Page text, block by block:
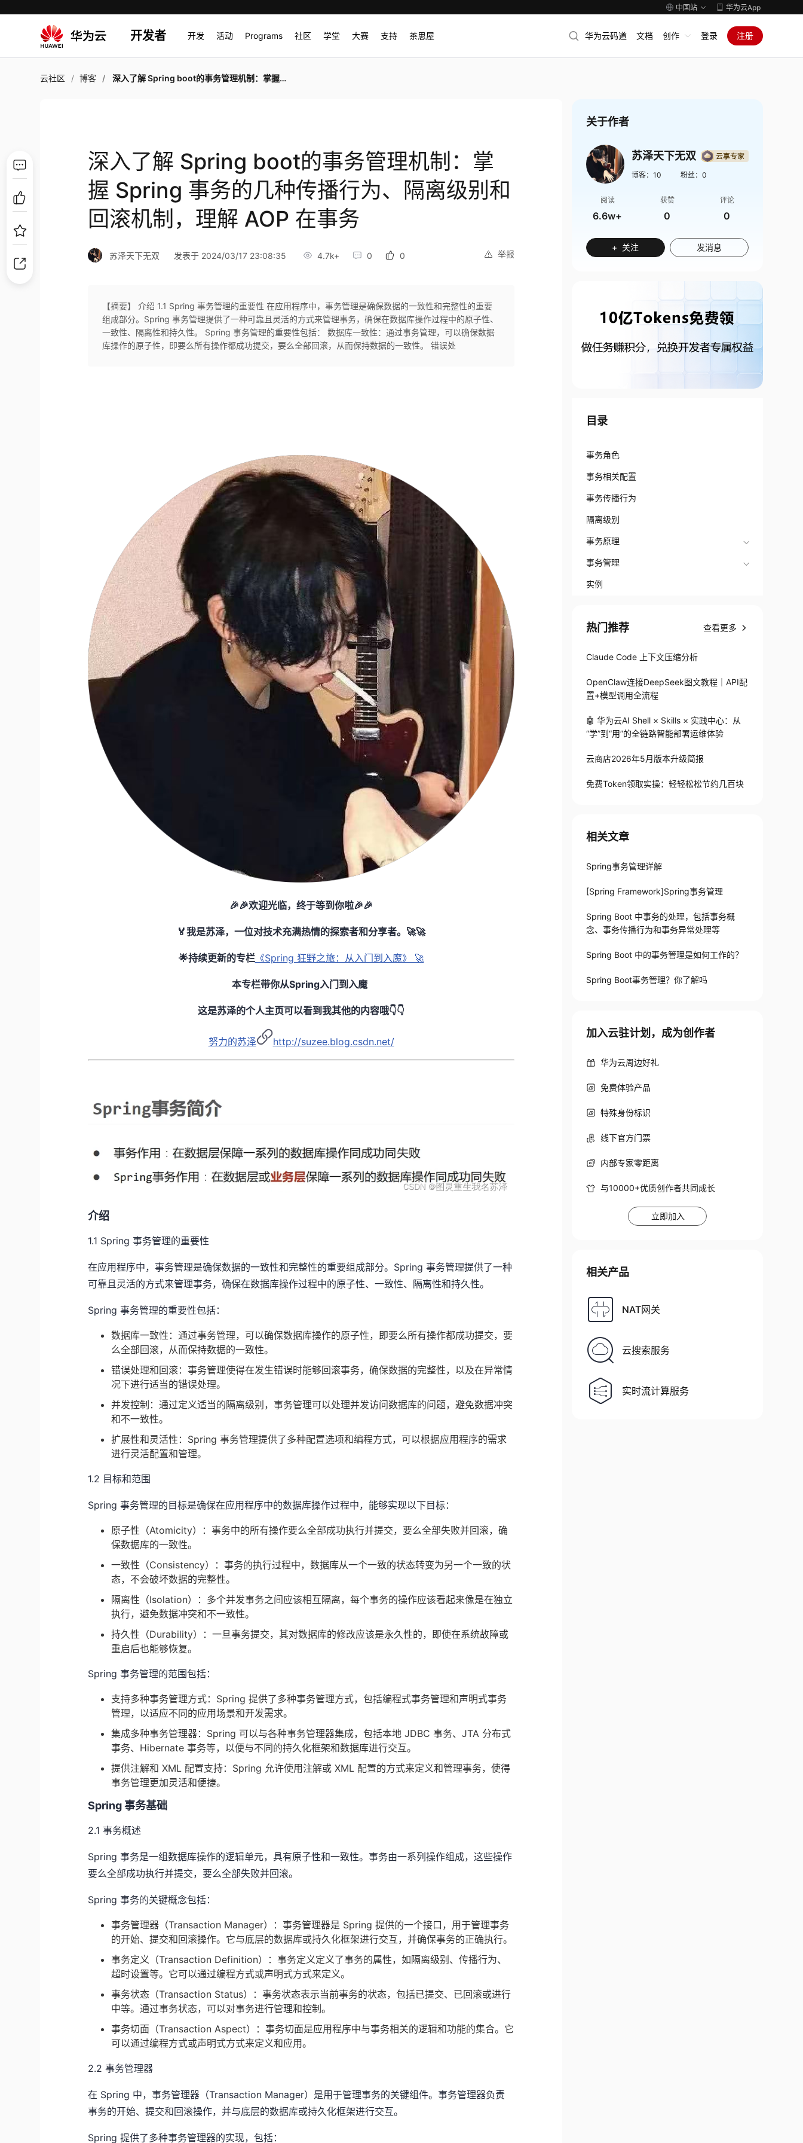
中国站 华为云App
开发者 开发 活动 Programs 社区 学堂 大赛 支持 茶思屋 华为云码道 文档 创作 登录 注册
云社区 博客 深入了解 Spring boot的事务管理机制：掌握 Spring 事务的几种传播行为、隔离级别和回滚机制，理解 AOP 在事务
深入了解 Spring boot的事务管理机制：掌
握 Spring 事务的几种传播行为、隔离级别和
回滚机制，理解 AOP 在事务
举报
苏泽天下无双 发表于 2024/03/17 23:08:35 4.7k+ 0 0
【摘要】 介绍 1.1 Spring 事务管理的重要性 在应用程序中，事务管理是确保数据的一致性和完整性的重要
组成部分。Spring 事务管理提供了一种可靠且灵活的方式来管理事务，确保在数据库操作过程中的原子性、
一致性、隔离性和持久性。 Spring 事务管理的重要性包括： 数据库一致性：通过事务管理，可以确保数据
库操作的原子性，即要么所有操作都成功提交，要么全部回滚，从而保持数据的一致性。 错误处
🎉🎉欢迎光临，终于等到你啦🎉🎉
🏅我是苏泽，一位对技术充满热情的探索者和分享者。🚀🚀
🌟持续更新的专栏《Spring 狂野之旅：从入门到入魔》 🚀
本专栏带你从Spring入门到入魔
这是苏泽的个人主页可以看到我其他的内容哦👇👇
努力的苏泽 http://suzee.blog.csdn.net/
介绍
1.1 Spring 事务管理的重要性
在应用程序中，事务管理是确保数据的一致性和完整性的重要组成部分。Spring 事务管理提供了一种
可靠且灵活的方式来管理事务，确保在数据库操作过程中的原子性、一致性、隔离性和持久性。
Spring 事务管理的重要性包括：
数据库一致性：通过事务管理，可以确保数据库操作的原子性，即要么所有操作都成功提交，要
么全部回滚，从而保持数据的一致性。
错误处理和回滚：事务管理使得在发生错误时能够回滚事务，确保数据的完整性，以及在异常情
况下进行适当的错误处理。
并发控制：通过定义适当的隔离级别，事务管理可以处理并发访问数据库的问题，避免数据冲突
和不一致性。
扩展性和灵活性：Spring 事务管理提供了多种配置选项和编程方式，可以根据应用程序的需求
进行灵活配置和管理。
1.2 目标和范围
Spring 事务管理的目标是确保在应用程序中的数据库操作过程中，能够实现以下目标：
原子性（Atomicity）：事务中的所有操作要么全部成功执行并提交，要么全部失败并回滚，确
保数据库的一致性。
一致性（Consistency）：事务的执行过程中，数据库从一个一致的状态转变为另一个一致的状
态，不会破坏数据的完整性。
隔离性（Isolation）：多个并发事务之间应该相互隔离，每个事务的操作应该看起来像是在独立
执行，避免数据冲突和不一致性。
持久性（Durability）：一旦事务提交，其对数据库的修改应该是永久性的，即使在系统故障或
重启后也能够恢复。
Spring 事务管理的范围包括：
支持多种事务管理方式：Spring 提供了多种事务管理方式，包括编程式事务管理和声明式事务
管理，以适应不同的应用场景和开发需求。
集成多种事务管理器：Spring 可以与各种事务管理器集成，包括本地 JDBC 事务、JTA 分布式
事务、Hibernate 事务等，以便与不同的持久化框架和数据库进行交互。
提供注解和 XML 配置支持：Spring 允许使用注解或 XML 配置的方式来定义和管理事务，使得
事务管理更加灵活和便捷。
Spring 事务基础
2.1 事务概述
Spring 事务是一组数据库操作的逻辑单元，具有原子性和一致性。事务由一系列操作组成，这些操作
要么全部成功执行并提交，要么全部失败并回滚。
Spring 事务的关键概念包括：
事务管理器（Transaction Manager）：事务管理器是 Spring 提供的一个接口，用于管理事务
的开始、提交和回滚操作。它与底层的数据库或持久化框架进行交互，并确保事务的正确执行。
事务定义（Transaction Definition）：事务定义定义了事务的属性，如隔离级别、传播行为、
超时设置等。它可以通过编程方式或声明式方式来定义。
事务状态（Transaction Status）：事务状态表示当前事务的状态，包括已提交、已回滚或进行
中等。通过事务状态，可以对事务进行管理和控制。
事务切面（Transaction Aspect）：事务切面是应用程序中与事务相关的逻辑和功能的集合。它
可以通过编程方式或声明式方式来定义和应用。
2.2 事务管理器
在 Spring 中，事务管理器（Transaction Manager）是用于管理事务的关键组件。事务管理器负责
事务的开始、提交和回滚操作，并与底层的数据库或持久化框架进行交互。
Spring 提供了多种事务管理器的实现，包括：
关于作者
苏泽天下无双
博客： 10 粉丝： 0
阅读
6.6w+
获赞
0
评论
0
+ 关注 发消息
目录
事务角色
事务相关配置
事务传播行为
隔离级别
事务原理
事务管理
实例
热门推荐 查看更多
Claude Code 上下文压缩分析
OpenClaw连接DeepSeek图文教程｜API配
置+模型调用全流程
🤖 华为云AI Shell × Skills × 实践中心：从
“学”到“用”的全链路智能部署运维体验
云商店2026年5月版本升级简报
免费Token领取实操：轻轻松松节约几百块
相关文章
Spring事务管理详解
[Spring Framework]Spring事务管理
Spring Boot 中事务的处理，包括事务概
念、事务传播行为和事务异常处理等
Spring Boot 中的事务管理是如何工作的？
Spring Boot事务管理？你了解吗
加入云驻计划，成为创作者
华为云周边好礼
免费体验产品
特殊身份标识
线下官方门票
内部专家零距离
与10000+优质创作者共同成长
立即加入
相关产品
NAT网关
云搜索服务
实时流计算服务